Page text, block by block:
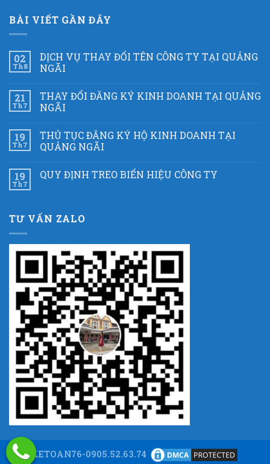
BÀI VIẾT GẦN ĐÂY
02
Th8
DỊCH VỤ THAY ĐỔI TÊN CÔNG TY TẠI QUẢNG
NGÃI
21
Th7
THAY ĐỔI ĐĂNG KÝ KINH DOANH TẠI QUẢNG
NGÃI
19
Th7
THỦ TỤC ĐĂNG KÝ HỘ KINH DOANH TẠI
QUẢNG NGÃI
19
Th7
QUY ĐỊNH TREO BIỂN HIỆU CÔNG TY
TƯ VẤN ZALO
KETOAN76-0905.52.63.74